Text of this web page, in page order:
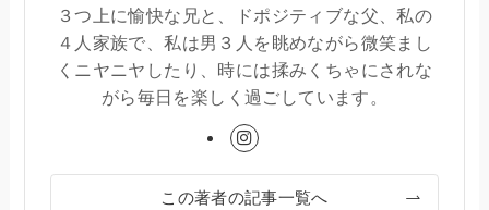
３つ上に愉快な兄と、ドポジティブな父、私の
４人家族で、私は男３人を眺めながら微笑まし
くニヤニヤしたり、時には揉みくちゃにされな
がら毎日を楽しく過ごしています。
この著者の記事一覧へ